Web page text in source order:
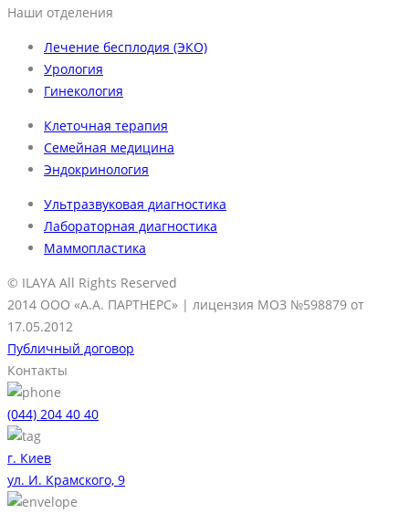
Наши отделения
Лечение бесплодия (ЭКО)
Урология
Гинекология
Клеточная терапия
Семейная медицина
Эндокринология
Ультразвуковая диагностика
Лабораторная диагностика
Маммопластика
© ILAYA All Rights Reserved
2014 ООО «А.А. ПАРТНЕРС» | лицензия МОЗ №598879 от
17.05.2012
Публичный договор
Контакты
(044) 204 40 40
г. Киев
ул. И. Крамского, 9